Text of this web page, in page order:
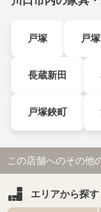
戸塚 戸
長蔵新田
戸塚鋏町
この店舗へのその他
エリアから探す